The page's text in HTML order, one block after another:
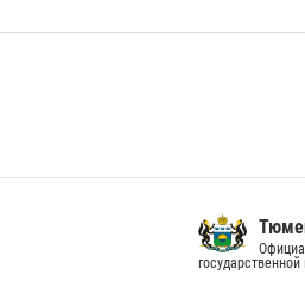
государственной